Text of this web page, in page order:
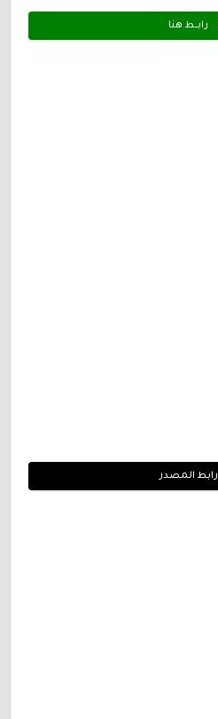
رابـــط هنا
رابط المصدر